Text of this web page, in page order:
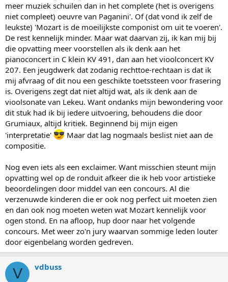
meer muziek schuilen dan in het complete (het is overigens
niet compleet) oeuvre van Paganini'. Of (dat vond ik zelf de
leukste) 'Mozart is de moeilijkste componist om uit te voeren'.
De rest kennelijk minder. Maar wat daarvan zij, ik kan mij bij
die opvatting meer voorstellen als ik denk aan het
pianoconcert in C klein KV 491, dan aan het vioolconcert KV
207. Een jeugdwerk dat zodanig rechttoe-rechtaan is dat ik
mij afvraag of dit nou een geschikte toetssteen voor frasering
is. Overigens zegt dat niet altijd wat, als ik denk aan de
vioolsonate van Lekeu. Want ondanks mijn bewondering voor
dit stuk had ik bij iedere uitvoering, behoudens die door
Grumiaux, altijd kritiek. Beginnend bij mijn eigen
'interpretatie'
Maar dat lag nogmaals beslist niet aan de
compositie.
Nog even iets als een exclaimer. Want misschien steunt mijn
opvatting wel op de ronduit afkeer die ik heb voor artistieke
beoordelingen door middel van een concours. Al die
verzenuwde kinderen die er ook nog perfect uit moeten zien
en dan ook nog moeten weten wat Mozart kennelijk voor
ogen stond. En na afloop, hup door naar het volgende
concours. Met weer zo'n jury waarvan sommige leden louter
door eigenbelang worden gedreven.
V vdbuss